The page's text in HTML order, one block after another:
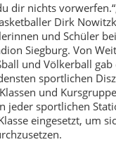
dir nichts
Dirk
und Schüler
Siegburg. Von
und Völkerball gab
sportlichen
und
jeder sportlichen
eingesetzt, um